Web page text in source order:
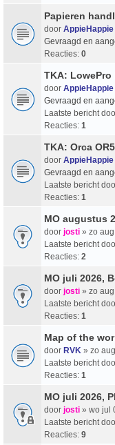
Papieren
door AppieHappie
Gevraagd en
Reacties: 0
TKA: LowePro
door AppieHappie
Gevraagd en
Laatste bericht
Reacties: 1
TKA: Orca
door AppieHappie
Gevraagd en
Laatste bericht
Reacties: 1
MO augustus
door josti » zo
Laatste bericht
Reacties: 2
MO juli 2026,
door josti » zo
Laatste bericht
Reacties: 1
Map of the
door RVK » zo
Laatste bericht
Reacties: 1
MO juli 2026,
door josti » wo jul
Laatste bericht
Reacties: 9